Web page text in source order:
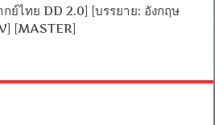
กย์ไทย DD 2.0] [บรรยาย: อังกฤษ
[MASTER]